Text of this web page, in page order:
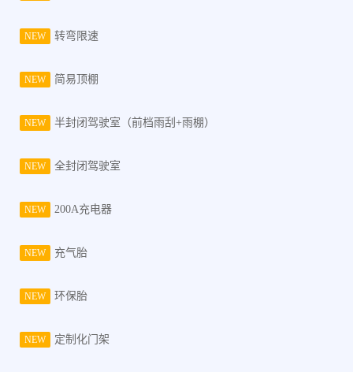
NEW 转弯限速
NEW 简易顶棚
NEW 半封闭驾驶室（前档雨刮+雨棚）
NEW 全封闭驾驶室
NEW 200A充电器
NEW 充气胎
NEW 环保胎
NEW 定制化门架